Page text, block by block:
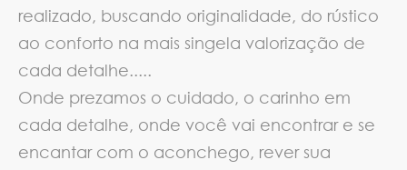
realizado, buscando originalidade, do rústico
ao conforto na mais singela valorização de
cada detalhe.....
Onde prezamos o cuidado, o carinho em
cada detalhe, onde você vai encontrar e se
encantar com o aconchego, rever sua